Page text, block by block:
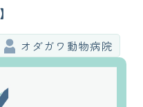
オダガワ動物病院